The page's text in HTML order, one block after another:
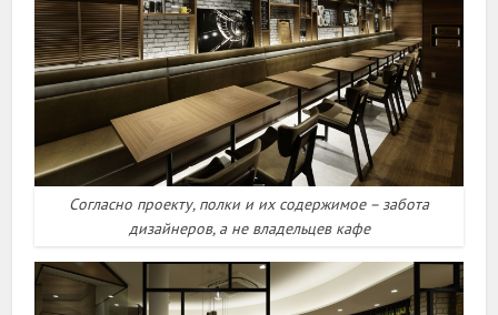
Согласно проекту, полки и их содержимое – забота
дизайнеров, а не владельцев кафе